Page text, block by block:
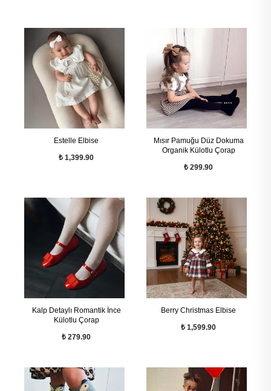
Estelle Elbise
₺ 1,399.90
Mısır Pamuğu Düz Dokuma
Organik Külotlu Çorap
₺ 299.90
Kalp Detaylı Romantik İnce
Külotlu Çorap
₺ 279.90
Berry Christmas Elbise
₺ 1,599.90